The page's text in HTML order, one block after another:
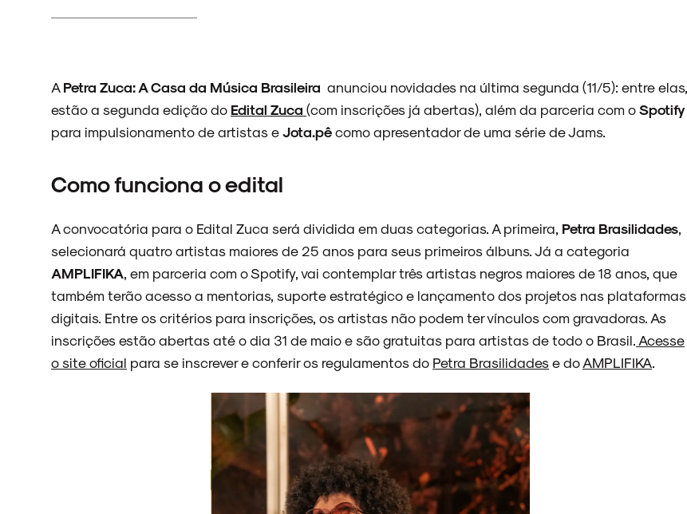
A Petra Zuca: A Casa da Música Brasileira anunciou novidades na última segunda (11/5): entre elas,
estão a segunda edição do Edital Zuca (com inscrições já abertas), além da parceria com oSpotify
para impulsionamento de artistas eJota.pêcomo apresentador de uma série de Jams.
Como funciona o edital
A convocatória para o Edital Zuca será dividida em duas categorias. A primeira, Petra Brasilidades
selecionará quatro artistas maiores de 25 anos para seus primeiros álbuns. Já a categoria
AMPLIFIKA , em parceria com o Spotify, vai contemplar três artistas negros maiores de 18 anos, que
também terão acesso a mentorias, suporte estratégico e lançamento dos projetos nas plataformas
digitais. Entre os critérios para inscrições, os artistas não podem ter vínculos com gravadoras. As
inscrições estão abertas até o dia 31 de maio e são gratuitas para artistas de todo o Brasil. Acesse
o site oficial para se inscrever e conferir os regulamentos do Petra Brasilidadese doAMPLIFIKA